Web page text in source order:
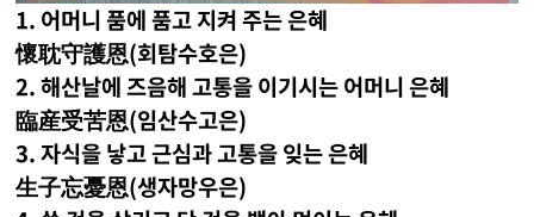
1. 어머니 품에 품고 지켜 주는 은혜
懷耽守護恩(회탐수호은)
2. 해산날에 즈음해 고통을 이기시는 어머니 은혜
臨産受苦恩(임산수고은)
3. 자식을 낳고 근심과 고통을 잊는 은혜
生子忘憂恩(생자망우은)